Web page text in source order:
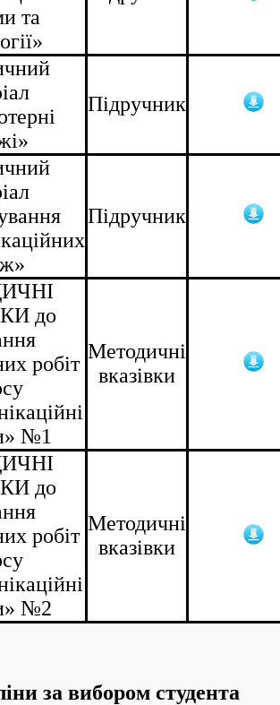
та
Підручник
Підручник
до
робіт
№1
Методичні
вказівки
до
робіт
№2
Методичні
вказівки
за вибором студента